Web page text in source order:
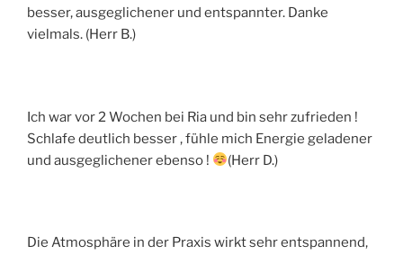
besser, ausgeglichener und entspannter. Danke
vielmals. (Herr B.)
Ich war vor 2 Wochen bei Ria und bin sehr zufrieden !
Schlafe deutlich besser , fühle mich Energie geladener
und ausgeglichener ebenso !
(Herr D.)
Die Atmosphäre in der Praxis wirkt sehr entspannend,